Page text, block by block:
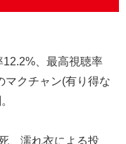
、最高視聴率
マクチャン(有り得な
、濡れ衣による投